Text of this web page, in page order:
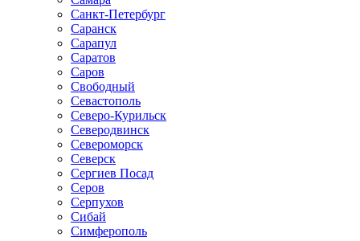
Санкт-Петербург
Саранск
Сарапул
Саратов
Саров
Свободный
Севастополь
Северо-Курильск
Северодвинск
Североморск
Северск
Сергиев Посад
Серов
Серпухов
Сибай
Симферополь